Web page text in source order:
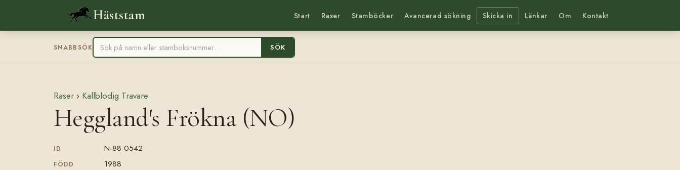
Häststam Start Raser Stamböcker Avancerad sökning Skicka in Länkar Om Kontakt
SNABBSÖK SÖK
Raser › Kallblodig Travare
Heggland's Frökna (NO)
ID N-88-0542
FÖDD 1988